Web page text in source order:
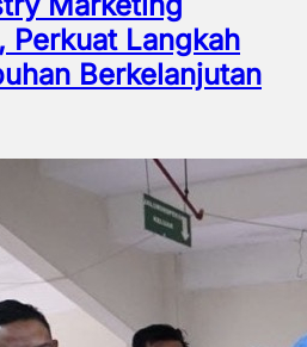
Perkuat Langkah
Berkelanjutan